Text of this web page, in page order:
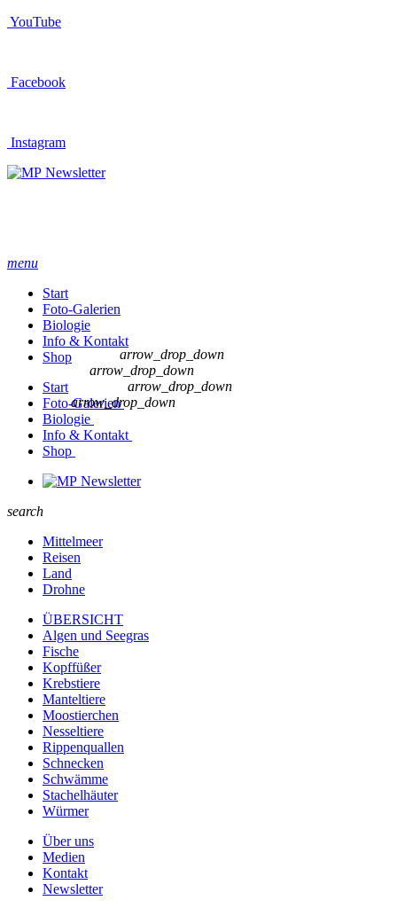
YouTube
Facebook
Instagram
Newsletter
menu
Start
Foto-Galerien
Biologie
Info & Kontakt
Shop
Start
Foto-Galerien
arrow_drop_down
Biologie
arrow_drop_down
Info & Kontakt
arrow_drop_down
Shop
arrow_drop_down
Newsletter
search
Mittelmeer
Reisen
Land
Drohne
ÜBERSICHT
Algen und Seegras
Fische
Kopffüßer
Krebstiere
Manteltiere
Moostierchen
Nesseltiere
Rippenquallen
Schnecken
Schwämme
Stachelhäuter
Würmer
Über uns
Medien
Kontakt
Newsletter